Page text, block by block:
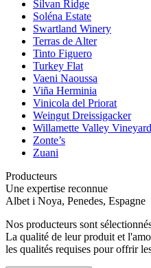
Silvan Ridge
Soléna Estate
Swartland Winery
Terras de Alter
Tinto Figuero
Turkey Flat
Vaeni Naoussa
Viña Herminia
Vinicola del Priorat
Weingut Dreissigacker
Willamette Valley
Zonte’s
Zuani
Producteurs
Une expertise reconnue
Albet i Noya, Penedes, Espagne
Nos producteurs sont
La qualité de leur produit et
les qualités requises pour offrir